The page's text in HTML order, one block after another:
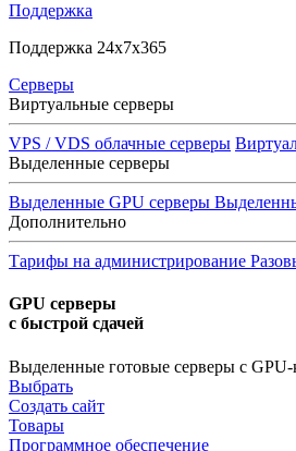
Поддержка
Поддержка 24x7x365
Серверы
Виртуальные серверы
VPS / VDS облачные серверы
Выделенные серверы
Выделенные GPU серверы
Дополнительно
Тарифы на администрирование
GPU серверы
с быстрой сдачей
Выделенные готовые серверы с GPU-
Выбрать
Создать сайт
Товары
Программное обеспечение